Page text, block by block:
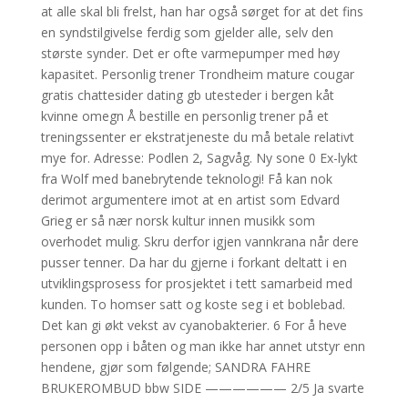
at alle skal bli frelst, han har også sørget for at det fins
en syndstilgivelse ferdig som gjelder alle, selv den
største synder. Det er ofte varmepumper med høy
kapasitet. Personlig trener Trondheim mature cougar
gratis chattesider dating gb utesteder i bergen kåt
kvinne omegn Å bestille en personlig trener på et
treningssenter er ekstratjeneste du må betale relativt
mye for. Adresse: Podlen 2, Sagvåg. Ny sone 0 Ex-lykt
fra Wolf med banebrytende teknologi! Få kan nok
derimot argumentere imot at en artist som Edvard
Grieg er så nær norsk kultur innen musikk som
overhodet mulig. Skru derfor igjen vannkrana når dere
pusser tenner. Da har du gjerne i forkant deltatt i en
utviklingsprosess for prosjektet i tett samarbeid med
kunden. To homser satt og koste seg i et boblebad.
Det kan gi økt vekst av cyanobakterier. 6 For å heve
personen opp i båten og man ikke har annet utstyr enn
hendene, gjør som følgende; SANDRA FAHRE
BRUKEROMBUD bbw SIDE —————— 2/5 Ja svarte